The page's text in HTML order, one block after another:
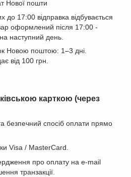
Нової пошти
до 17:00 відправка відбувається
оформлений після 17:00 -
наступний день.
Новою поштою: 1–3 дні.
від 100 грн.
карткою (через
безпечний спосіб оплати прямо
Visa / MasterCard.
про оплату на e-mail
транзакції.